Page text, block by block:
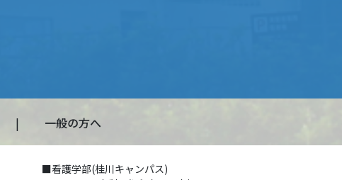
一般の方へ
■看護学部(桂川キャンパス)